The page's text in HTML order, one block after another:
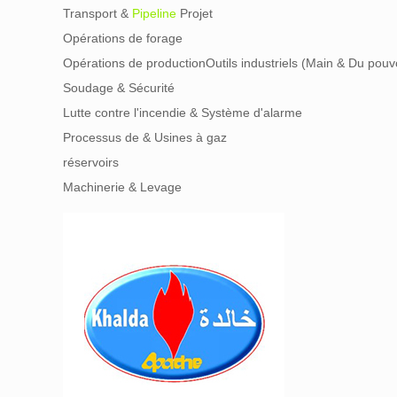
Transport & Pipeline Projet
Opérations de forage
Opérations de productionOutils industriels (Main & Du
Soudage & Sécurité
Lutte contre l'incendie & Système d'alarme
Processus de & Usines à gaz
réservoirs
Machinerie & Levage